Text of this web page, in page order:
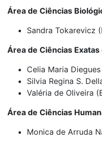
Área de Ciências
Sandra Tokarevicz
Área de Ciências
Celia Maria Diegues
Silvia Regina S.
Valéria de Oliveira
Área de Ciências
Monica de Arruda